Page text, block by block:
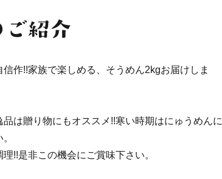
信作!!家族で楽しめる、そうめん2kgお届けしま
は贈り物にもオススメ!!寒い時期はにゅうめんに
!!是非この機会にご賞味下さい。